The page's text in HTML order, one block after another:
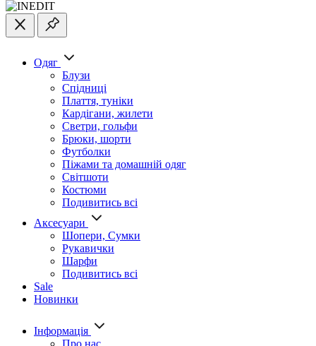
Одяг
Блузи
Спідниці
Плаття, туніки
Кардігани, жилети
Светри, гольфи
Брюки, шорти
Футболки
Піжами та домашній одяг
Світшоти
Костюми
Подивитись всі
Аксесуари
Шопери, Сумки
Рукавички
Шарфи
Подивитись всі
Sale
Новинки
Інформація
Про нас